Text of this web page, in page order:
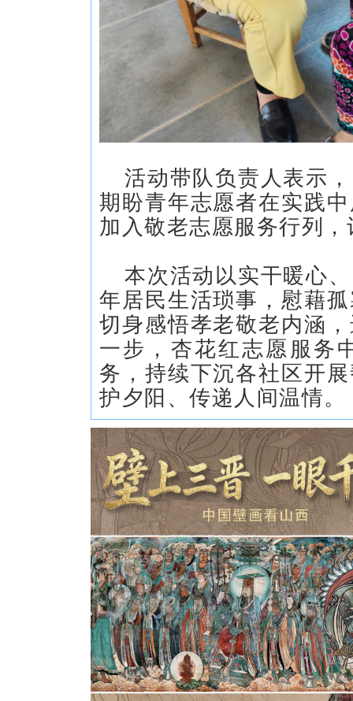
活动带队负责人表示
期盼青年志愿者在实践
加入敬老志愿服务行列
本次活动以实干暖心
年居民生活琐事，慰藉
切身感悟孝老敬老内涵
一步，杏花红志愿服务
务，持续下沉各社区开
护夕阳、传递人间温情。